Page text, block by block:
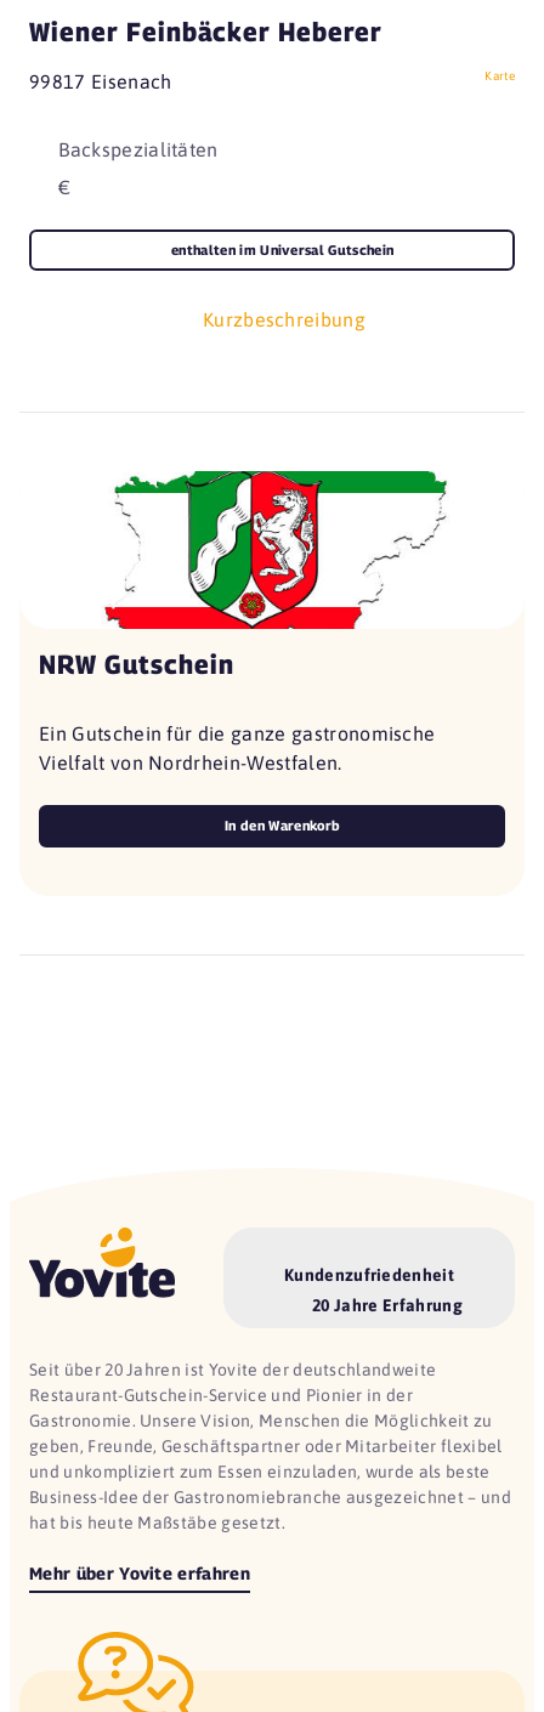
Wiener Feinbäcker Heberer
99817 Eisenach Karte
Backspezialitäten
€
Kurzbeschreibung
enthalten im Universal Gutschein
NRW Gutschein
Ein Gutschein für die ganze gastronomische
Vielfalt von Nordrhein-Westfalen.
In den Warenkorb
Kundenzufriedenheit
20 Jahre Erfahrung
Seit über 20 Jahren ist Yovite der deutschlandweite
Restaurant-Gutschein-Service und Pionier in der
Gastronomie. Unsere Vision, Menschen die Möglichkeit zu
geben, Freunde, Geschäftspartner oder Mitarbeiter flexibel
und unkompliziert zum Essen einzuladen, wurde als beste
Business-Idee der Gastronomiebranche ausgezeichnet – und
hat bis heute Maßstäbe gesetzt.
Mehr über Yovite erfahren